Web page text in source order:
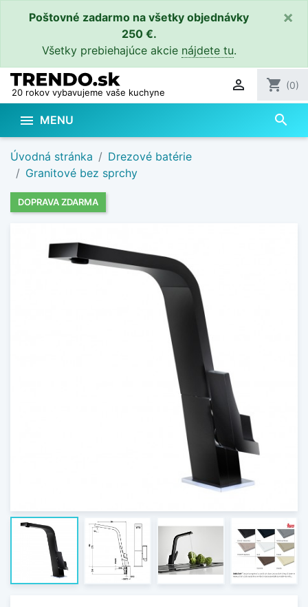
Poštovné zadarmo na všetky objednávky
250 €.
Všetky prebiehajúce akcie nájdete tu.
×
20 rokov vybavujeme vaše kuchyne  shopping_cart (0)
 MENU search
Úvodná stránka
Drezové batérie
Granitové bez sprchy
DOPRAVA ZDARMA